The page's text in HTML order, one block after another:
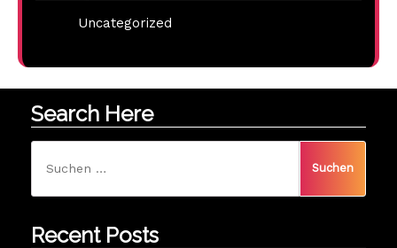
Uncategorized
Search Here
nach:
Recent Posts